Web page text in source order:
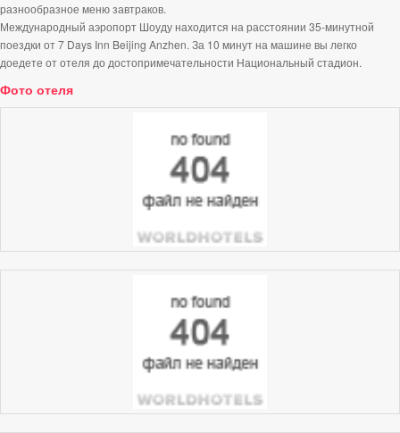
разнообразное меню завтраков.
Международный аэропорт Шоуду находится на расстоянии 35-минутной
поездки от 7 Days Inn Beijing Anzhen. За 10 минут на машине вы легко
доедете от отеля до достопримечательности Национальный стадион.
Фото отеля